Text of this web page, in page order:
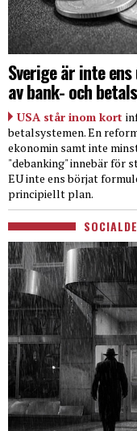
Sverige är inte
av bank- och
USA står inom kort
betalsystemen. En
ekonomin samt inte
"debanking" innebär för
EU inte ens börjat
principiellt plan.